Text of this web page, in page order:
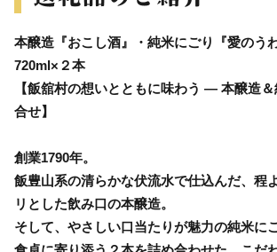
本醸造『おこし酒』・純米にごり『愛のう
720ml×２本
【飯舘村の想いとともに味わう ― 本醸造
合せ】
創業1790年。
飯豊山系の清らかな伏流水で仕込んだ、程
リとした飲み口の本醸造。
そして、やさしい口当たりが魅力の純米に